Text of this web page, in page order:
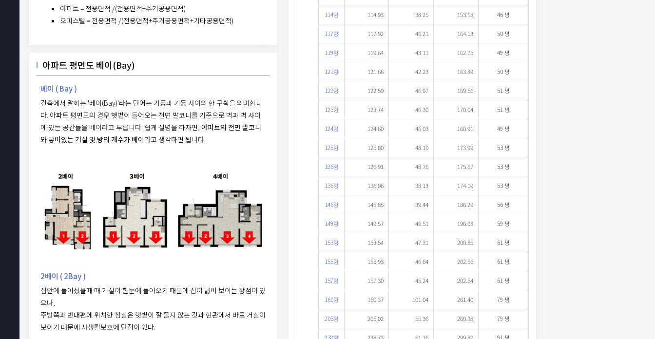
아파트 = 전용면적 /(전용면적+주거공용면적)
오피스텔 = 전용면적 /(전용면적+주거공용면적+기타공용면적)
아파트 평면도 베이(Bay)
베이 ( Bay )
건축에서 말하는 '베이(Bay)'라는 단어는 기둥과 기등 사이의 한 구획을 의미합니
다. 아파트 평면도의 경우 햇볕이 들어오는 전면 발코니를 기준으로 벽과 벽 사이
에 있는 공간들을 베이라고 부릅니다. 쉽게 설명을 하자면, 아파트의 전면 발코니
와 닿아있는 거실 및 방의 개수가 베이라고 생각하면 됩니다.
2베이 ( 2Bay )
집안에 들어섰을때 때 거실이 한눈에 들어오기 때문에 집이 넓어 보이는 장점이 있
으나,
주방쪽과 반대편에 위치한 침실은 햇볕이 잘 들지 않는 것과 현관에서 바로 거실이
보이기 때문에 사생활보호에 단점이 있다.
114형 114.93 38.25 153.18 46 평
117형 117.92 46.21 164.13 50 평
119형 119.64 43.11 162.75 49 평
121형 121.66 42.23 163.89 50 평
122형 122.59 46.97 169.56 51 평
123형 123.74 46.30 170.04 51 평
124형 124.60 46.03 160.91 49 평
125형 125.80 48.19 173.99 53 평
126형 126.91 48.76 175.67 53 평
136형 136.06 38.13 174.19 53 평
146형 146.85 39.44 186.29 56 평
149형 149.57 46.51 196.08 59 평
153형 153.54 47.31 200.85 61 평
155형 155.93 46.64 202.56 61 평
157형 157.30 45.24 202.54 61 평
160형 160.37 101.04 261.40 79 평
205형 205.02 55.36 260.38 79 평
238형 238.73 61.16 299.89 91 평